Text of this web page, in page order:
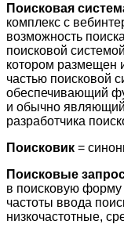
Поисковая
комплекс с
возможность
поисковой
котором размещен
частью поисковой
обеспечивающий
и обычно
разработчика
Поисковик =
Поисковые
в поисковую форму
частоты ввода
низкочастотные,